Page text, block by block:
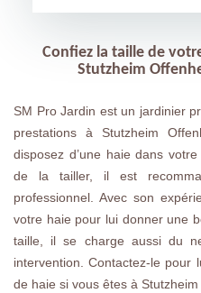
Confiez la taille de
Stutzheim
SM Pro Jardin est un jardinier
prestations à Stutzheim
disposez d’une haie dans
de la tailler, il est
professionnel. Avec son
votre haie pour lui donner une
taille, il se charge aussi du
intervention. Contactez-le pour
de haie si vous êtes à